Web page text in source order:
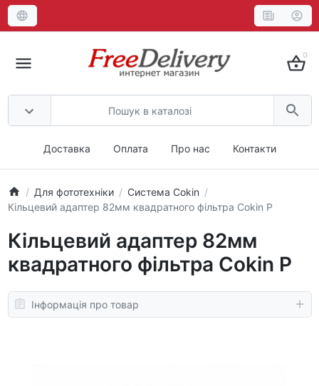
0
Доставка Оплата Про нас Контакти
Для фототехніки
Система Cokin
Кільцевий адаптер 82мм квадратного фільтра Cokin P
Кільцевий адаптер 82мм
квадратного фільтра Cokin P
Інформація про товар